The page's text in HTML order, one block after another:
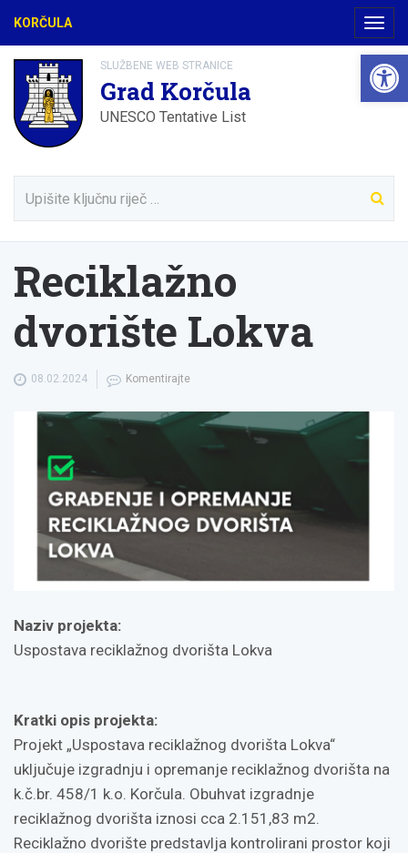
KORČULA
SLUŽBENE WEB STRANICE
Grad Korčula
UNESCO Tentative List
Reciklažno
dvorište Lokva
08.02.2024 Komentirajte
Naziv projekta:
Uspostava reciklažnog dvorišta Lokva
Kratki opis projekta:
Projekt „Uspostava reciklažnog dvorišta Lokva“
uključuje izgradnju i opremanje reciklažnog dvorišta na
k.č.br. 458/1 k.o. Korčula. Obuhvat izgradnje
reciklažnog dvorišta iznosi cca 2.151,83 m2.
Reciklažno dvorište predstavlja kontrolirani prostor koji